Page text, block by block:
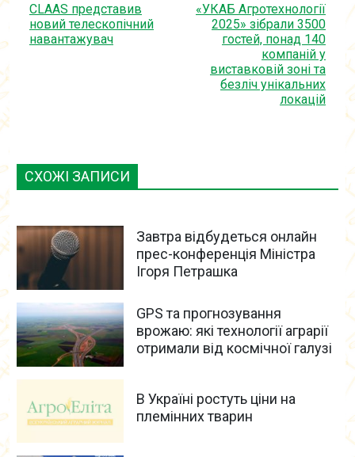
CLAAS представив
новий телескопічний
навантажувач
«УКАБ Агротехнології
2025» зібрали 3500
гостей, понад 140
компаній у
виставковій зоні та
безліч унікальних
локацій
СХОЖІ ЗАПИСИ
Завтра відбудеться онлайн
прес-конференція Міністра
Ігоря Петрашка
GPS та прогнозування
врожаю: які технології аграрії
отримали від космічної галузі
В Україні ростуть ціни на
племінних тварин